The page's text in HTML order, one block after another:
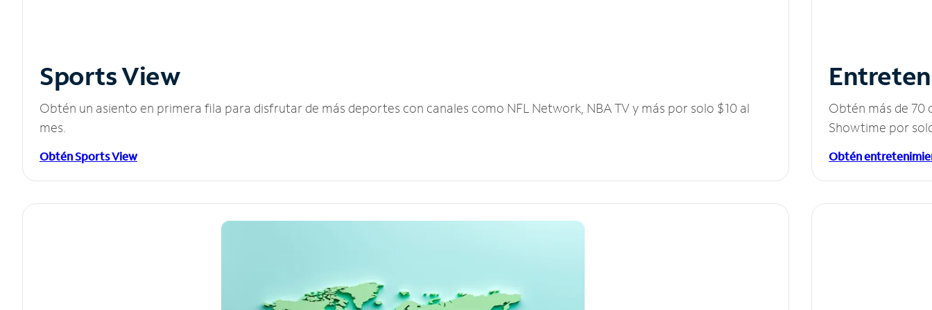
Sports View
Obtén un asiento en primera fila para disfrutar de más deportes con canales como NFL Network, NBA TV y más por solo $10 al
mes.
Obtén Sports View
Obtén más de 70
Showtime por
Obtén